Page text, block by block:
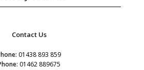
Contact Us
01438 893 859
: 01462 889675